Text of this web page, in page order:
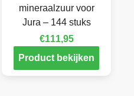
mineraalzuur voor
Jura – 144 stuks
€111,95
Product bekijken